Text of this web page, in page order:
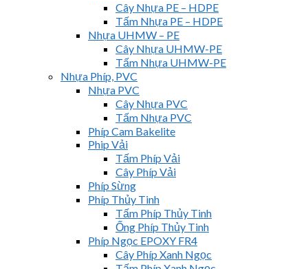
Cây Nhựa PE – HDPE
Tấm Nhựa PE – HDPE
Nhựa UHMW – PE
Cây Nhựa UHMW-PE
Tấm Nhựa UHMW-PE
Nhựa Phíp, PVC
Nhựa PVC
Cây Nhựa PVC
Tấm Nhựa PVC
Phíp Cam Bakelite
Phip Vải
Tấm Phíp Vải
Cây Phíp Vải
Phíp Sừng
Phíp Thủy Tinh
Tấm Phíp Thủy Tinh
Ống Phíp Thủy Tinh
Phíp Ngọc EPOXY FR4
Cây Phíp Xanh Ngọc